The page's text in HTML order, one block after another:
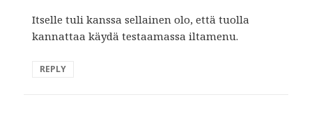
Itselle tuli kanssa sellainen olo, että tuolla
kannattaa käydä testaamassa iltamenu.
REPLY